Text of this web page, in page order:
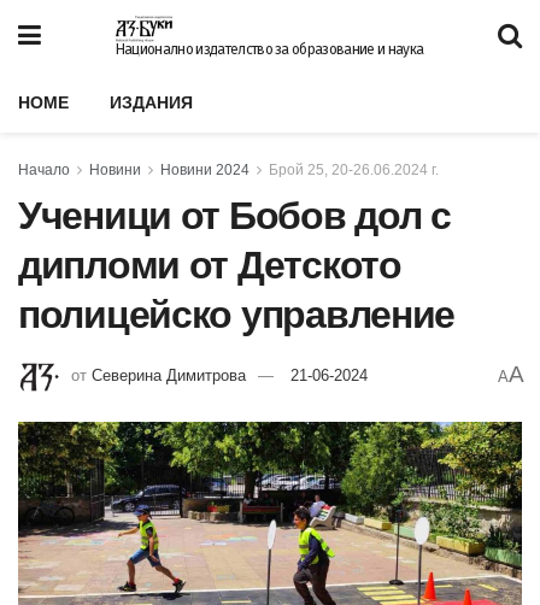
Национално издателство за образование и наука
HOME ИЗДАНИЯ
Начало Новини Новини 2024 Брой 25, 20-26.06.2024 г.
Ученици от Бобов дол с
дипломи от Детското
полицейско управление
от Северина Димитрова 21-06-2024 AA